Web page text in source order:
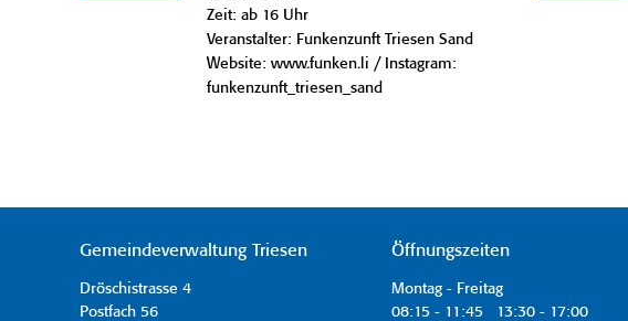
Zeit: ab 16 Uhr
Veranstalter: Funkenzunft Triesen Sand
Website: www.funken.li / Instagram:
funkenzunft_triesen_sand
Gemeindeverwaltung Triesen
Dröschistrasse 4
Postfach 56
Öffnungszeiten
Montag - Freitag
08:15 - 11:45 13:30 - 17:00